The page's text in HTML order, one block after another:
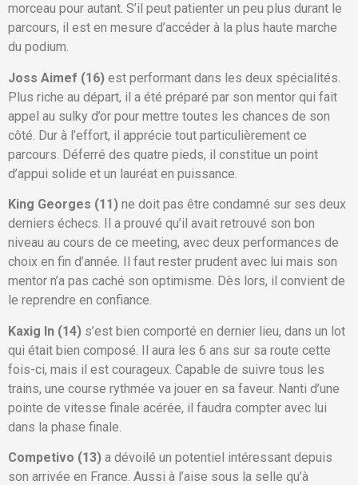
morceau pour autant. S’il peut patienter un peu plus durant le
parcours, il est en mesure d’accéder à la plus haute marche
du podium.
Joss Aimef (16) est performant dans les deux spécialités.
Plus riche au départ, il a été préparé par son mentor qui fait
appel au sulky d’or pour mettre toutes les chances de son
côté. Dur à l’effort, il apprécie tout particulièrement ce
parcours. Déferré des quatre pieds, il constitue un point
d’appui solide et un lauréat en puissance.
King Georges (11) ne doit pas être condamné sur ses deux
derniers échecs. Il a prouvé qu’il avait retrouvé son bon
niveau au cours de ce meeting, avec deux performances de
choix en fin d’année. Il faut rester prudent avec lui mais son
mentor n’a pas caché son optimisme. Dès lors, il convient de
le reprendre en confiance.
Kaxig In (14) s’est bien comporté en dernier lieu, dans un lot
qui était bien composé. Il aura les 6 ans sur sa route cette
fois-ci, mais il est courageux. Capable de suivre tous les
trains, une course rythmée va jouer en sa faveur. Nanti d’une
pointe de vitesse finale acérée, il faudra compter avec lui
dans la phase finale.
Competivo (13) a dévoilé un potentiel intéressant depuis
son arrivée en France. Aussi à l’aise sous la selle qu’à